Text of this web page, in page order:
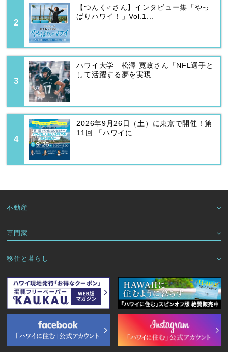
【つんく♂さん】インタビュー集「やっ
ぱりハワイ！」Vol.1...
ハワイ大学 松澤 寛政さん「NFL選手と
して活躍する夢を実現...
2026年9月26日（土）に東京で開催！第
11回 「ハワイに...
不動産
専門家
移住と暮らし